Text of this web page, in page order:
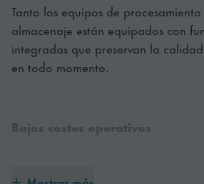
Tanto los equipos de
almacenaje están equipados con
integradas que preservan la
en todo momento.
Bajos costes operativos
en esta amplia gama de equipos de